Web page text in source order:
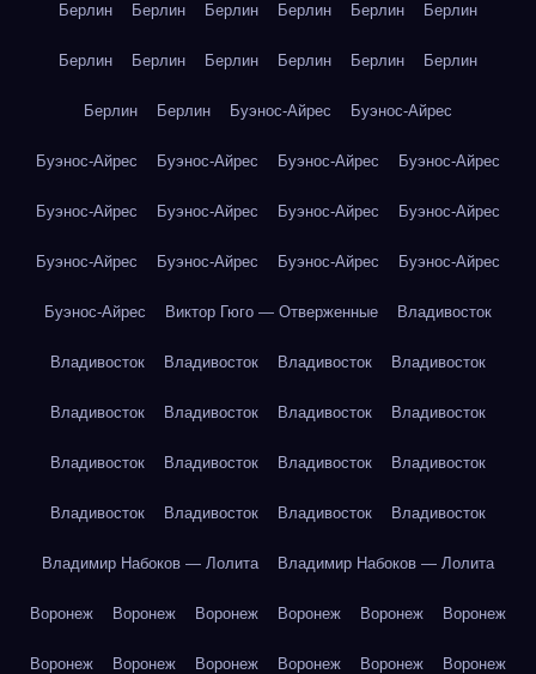
Берлин Берлин Берлин Берлин Берлин Берлин
Берлин Берлин Берлин Берлин Берлин Берлин
Берлин Берлин Буэнос-Айрес Буэнос-Айрес
Буэнос-Айрес Буэнос-Айрес Буэнос-Айрес Буэнос-Айрес
Буэнос-Айрес Буэнос-Айрес Буэнос-Айрес Буэнос-Айрес
Буэнос-Айрес Буэнос-Айрес Буэнос-Айрес Буэнос-Айрес
Буэнос-Айрес Виктор Гюго — Отверженные Владивосток
Владивосток Владивосток Владивосток Владивосток
Владивосток Владивосток Владивосток Владивосток
Владивосток Владивосток Владивосток Владивосток
Владивосток Владивосток Владивосток Владивосток
Владимир Набоков — Лолита Владимир Набоков — Лолита
Воронеж Воронеж Воронеж Воронеж Воронеж Воронеж
Воронеж Воронеж Воронеж Воронеж Воронеж Воронеж